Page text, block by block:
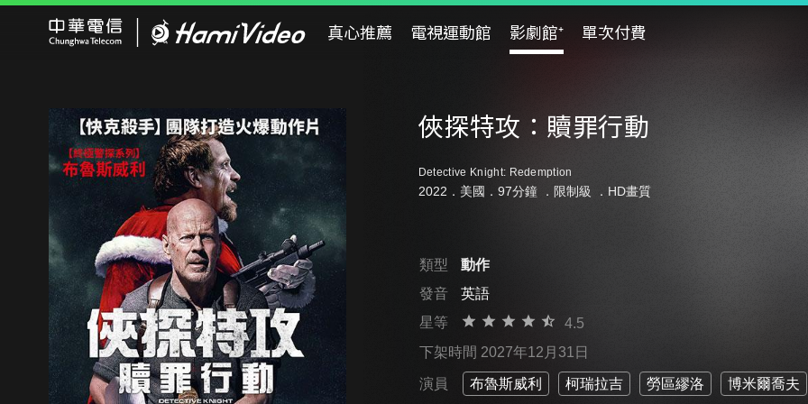
真心推薦 電視運動館 影劇館⁺ 單次付費
俠探特攻：贖罪行動
Detective Knight: Redemption
2022．美國．97分鐘 ． 限制級 ．HD畫質
類型
動作
發音
英語
星等
4.5
下架時間 2027年12月31日
演員 布魯斯威利 柯瑞拉吉 勞區繆洛 博米爾喬夫